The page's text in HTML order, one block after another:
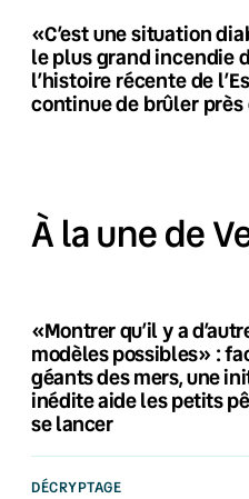
«C’est une situation
le plus grand incendie
l’histoire récente de
continue de brûler près
À la une de
«Montrer qu’il y a
modèles possibles» :
géants des mers, une
inédite aide les petits
se lancer
DÉCRYPTAGE